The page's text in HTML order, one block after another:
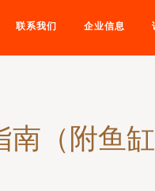
联系我们 企业信息
南（附鱼